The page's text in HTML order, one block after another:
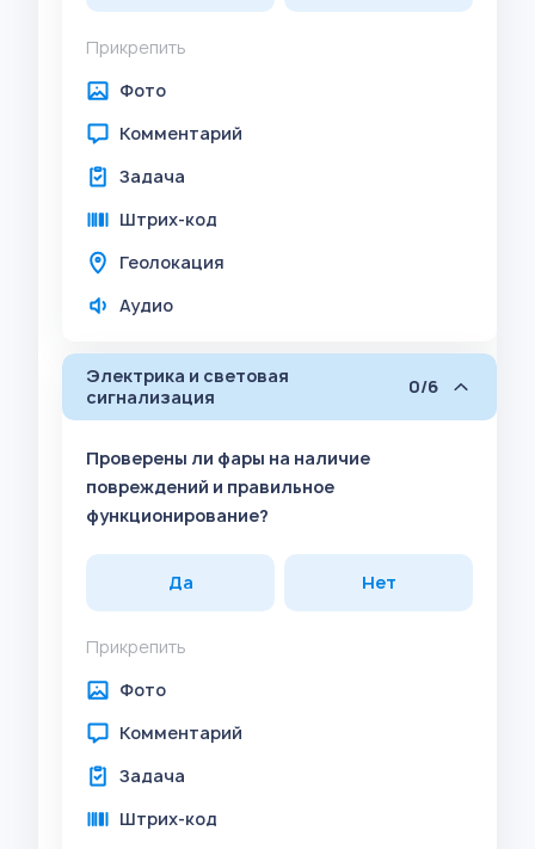
Прикрепить
Фото
Комментарий
Задача
Штрих-код
Геолокация
Аудио
Электрика и световая
сигнализация
0/6
Проверены ли фары на наличие
повреждений и правильное
функционирование?
Да Нет
Прикрепить
Фото
Комментарий
Задача
Штрих-код